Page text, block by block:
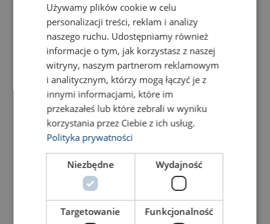
Kettenzug POWERTEX
PCB-S2 Blackline
Produkt anzeigen
Haspelfahrwerk
POWERTEX PGT-S2
ENGLISH TRANSLATION
Używamy plików cookie w celu
personalizacji treści, reklam i analizy
naszego ruchu. Udostępniamy również
informacje o tym, jak korzystasz z naszej
witryny, naszym partnerom reklamowym
i analitycznym, którzy mogą łączyć je z
innymi informacjami, które im
przekazałeś lub które zebrali w wyniku
korzystania przez Ciebie z ich usług.
Polityka prywatności
Niezbędne Wydajność
Targetowanie Funkcjonalność